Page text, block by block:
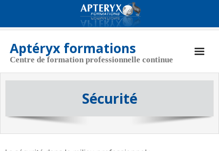
Aptéryx formations
Centre de formation professionnelle continue
Aptéryx Formations
Actualités
Sécurité